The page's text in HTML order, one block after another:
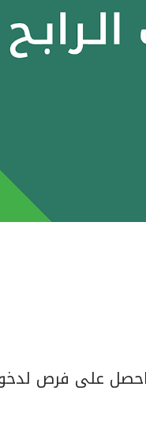
على فرص